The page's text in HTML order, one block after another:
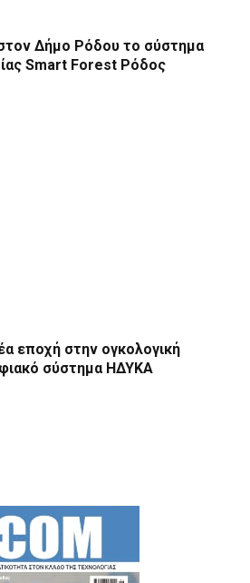
Δήμο Ρόδου το σύστημα
Smart Forest Ρόδος
εποχή στην ογκολογική
σύστημα ΗΔΥΚΑ